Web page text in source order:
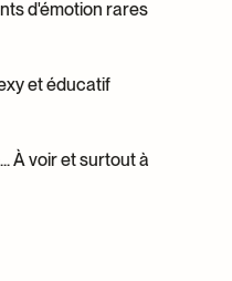
d'émotion rares
et éducatif
À voir et surtout à